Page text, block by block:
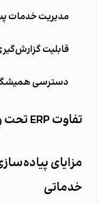
مدیریت خدمات
قابلیت
دسترسی
تفاوت ERP تحت وب با ERP سنتی (On-Premise)
خدماتی